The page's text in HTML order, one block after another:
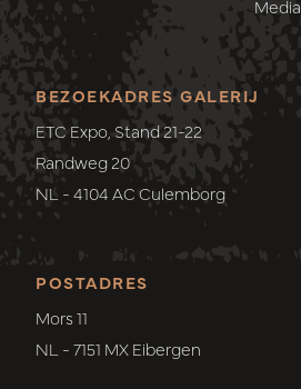
Media
POSTADRES
Mors 11
NL - 7151 MX Eibergen
BEZOEKADRES GALERIJ
ETC Expo, Stand 21-22
Randweg 20
NL - 4104 AC Culemborg